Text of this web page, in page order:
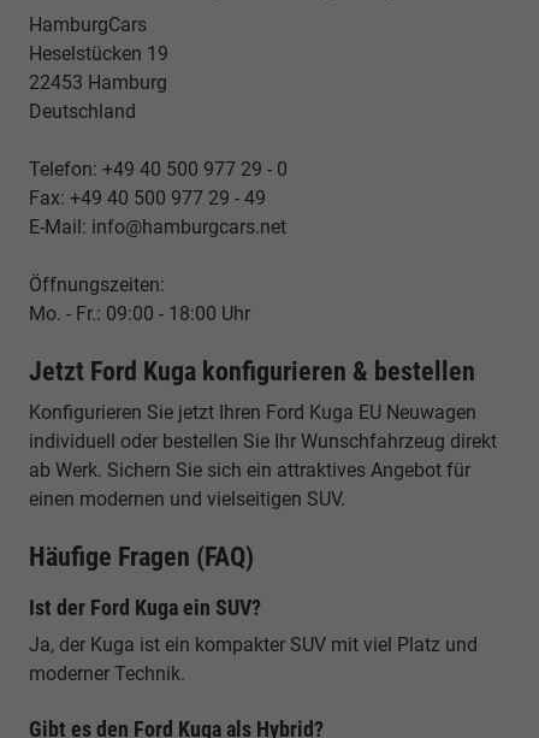
HamburgCars
Heselstücken 19
22453 Hamburg
Deutschland
Telefon: +49 40 500 977 29 - 0
Fax: +49 40 500 977 29 - 49
E-Mail: info@hamburgcars.net
Öffnungszeiten:
Mo. - Fr.: 09:00 - 18:00 Uhr
Jetzt Ford Kuga konfigurieren & bestellen
Konfigurieren Sie jetzt Ihren Ford Kuga EU Neuwagen
individuell oder bestellen Sie Ihr Wunschfahrzeug direkt
ab Werk. Sichern Sie sich ein attraktives Angebot für
einen modernen und vielseitigen SUV.
Häufige Fragen (FAQ)
Ist der Ford Kuga ein SUV?
Ja, der Kuga ist ein kompakter SUV mit viel Platz und
moderner Technik.
Gibt es den Ford Kuga als Hybrid?